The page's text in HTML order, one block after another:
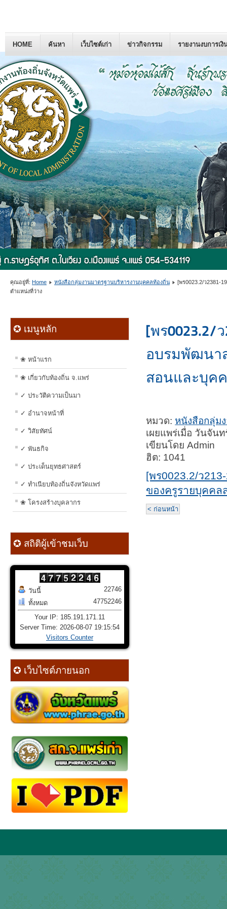
HOME ค้นหา เว็บไซต์เก่า ข่าวกิจกรรม รายงานงบการเงิ
คุณอยู่ที่: Home หนังสือกลุ่มงานมาตรฐานบริหารงานบุคคลท้องถิ่น
[พร0023.2/ว2381-
ตำแหน่งที่ว่าง
✪ เมนูหลัก
❀ หน้าแรก
❀ เกี่ยวกับท้องถิ่น จ.แพร่
✓ ประวัติความเป็นมา
✓ อำนาจหน้าที่
✓ วิสัยทัศน์
✓ พันธกิจ
✓ ประเด็นยุทธศาสตร์
✓ ทำเนียบท้องถิ่นจังหวัดแพร่
❀ โครงสร้างบุคลากร
✪ สถิติผู้เข้าชมเว็บ
วันนี้
ทั้งหมด
22746
47752246
Your IP: 185.191.171.11
Server Time: 2026-08-07 19:15:54
Visitors Counter
✪ เว็บไซต์ภายนอก
[พร0023.2/
อบรมพัฒนา
สอนและบุค
หมวด: หนังสือกลุ่ม
เผยแพร่เมื่อ วันจัน
เขียนโดย Admin
ฮิต: 1041
[พร0023.2/ว
ของครูรายบุคคล
< ก่อนหน้า